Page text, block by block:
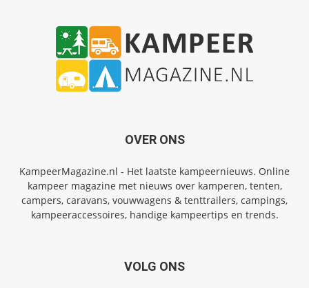
OVER ONS
KampeerMagazine.nl - Het laatste kampeernieuws. Online
kampeer magazine met nieuws over kamperen, tenten,
campers, caravans, vouwwagens & tenttrailers, campings,
kampeeraccessoires, handige kampeertips en trends.
VOLG ONS